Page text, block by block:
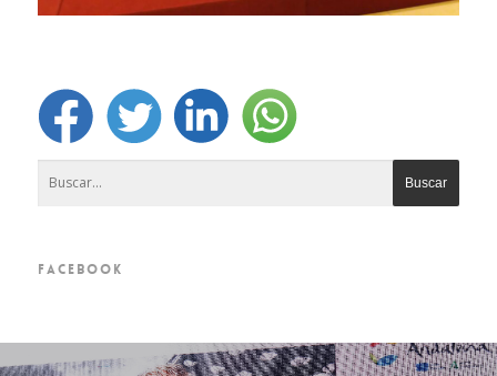
FACEBOOK